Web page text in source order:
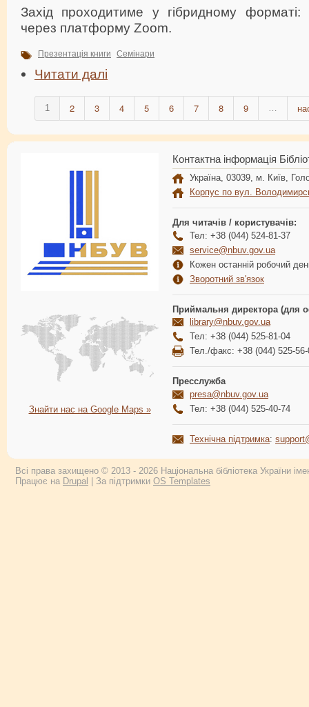
Захід проходитиме у гібридному
через платформу Zoom.
Презентація книги Семінари
Читати далі
1 2 3 4 5 6 7 8 9 …
Знайти нас на Google Maps »
Контактна інформація
Україна, 03039, м. Київ,
Корпус по вул.
Для читачів / користувачів:
Тел: +38 (044) 524-81-37
service@nbuv.gov.ua
Кожен останній робочий
Зворотний зв'язок
Приймальня директора (для
library@nbuv.gov.ua
Тел: +38 (044) 525-81-04
Тел./факс: +38 (044) 525-56-
Пресслужба
presa@nbuv.gov.ua
Тел: +38 (044) 525-40-74
Технічна підтримка:
Всі права захищено © 2013 - 2026 Національна бібліотека України
Працює на Drupal | За підтримки OS Templates